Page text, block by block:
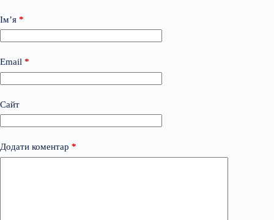
Ім’я *
Email *
Сайт
Додати коментар *